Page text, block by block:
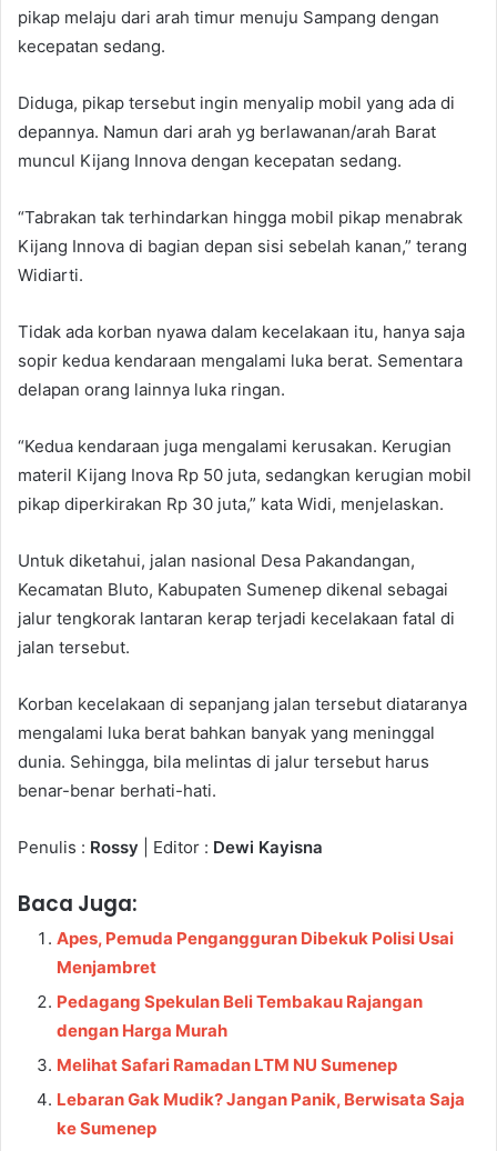
pikap melaju dari arah timur menuju Sampang dengan
kecepatan sedang.
Diduga, pikap tersebut ingin menyalip mobil yang ada di
depannya. Namun dari arah yg berlawanan/arah Barat
muncul Kijang Innova dengan kecepatan sedang.
“Tabrakan tak terhindarkan hingga mobil pikap menabrak
Kijang Innova di bagian depan sisi sebelah kanan,” terang
Widiarti.
Tidak ada korban nyawa dalam kecelakaan itu, hanya saja
sopir kedua kendaraan mengalami luka berat. Sementara
delapan orang lainnya luka ringan.
“Kedua kendaraan juga mengalami kerusakan. Kerugian
materil Kijang Inova Rp 50 juta, sedangkan kerugian mobil
pikap diperkirakan Rp 30 juta,” kata Widi, menjelaskan.
Untuk diketahui, jalan nasional Desa Pakandangan,
Kecamatan Bluto, Kabupaten Sumenep dikenal sebagai
jalur tengkorak lantaran kerap terjadi kecelakaan fatal di
jalan tersebut.
Korban kecelakaan di sepanjang jalan tersebut diataranya
mengalami luka berat bahkan banyak yang meninggal
dunia. Sehingga, bila melintas di jalur tersebut harus
benar-benar berhati-hati.
Penulis : Rossy | Editor : Dewi Kayisna
Baca Juga:
Apes, Pemuda Pengangguran Dibekuk Polisi Usai
Menjambret
Pedagang Spekulan Beli Tembakau Rajangan
dengan Harga Murah
Melihat Safari Ramadan LTM NU Sumenep
Lebaran Gak Mudik? Jangan Panik, Berwisata Saja
ke Sumenep